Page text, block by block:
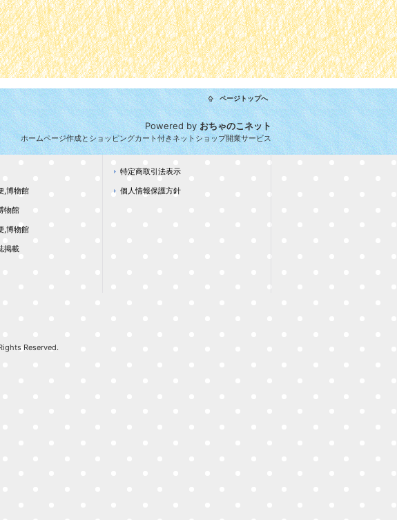
ページトップへ
Powered byおちゃのこネット
ホームページ作成とショッピングカート付きネットショップ開業サービス
,博物館
物館
,博物館
掲載
特定商取引法表示
個人情報保護方針
Reserved.